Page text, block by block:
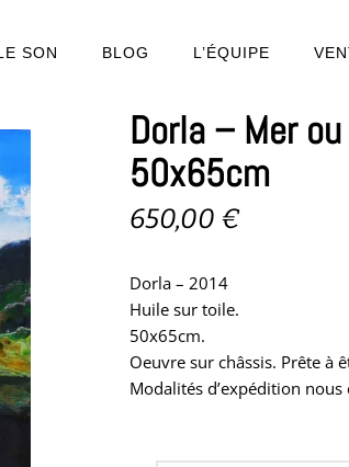
SON BLOG L’ÉQUIPE
Dorla – Mer
50x65cm
650,00 €
Dorla – 2014
Huile sur toile.
50x65cm.
Oeuvre sur châssis. Prête à
Modalités d’expédition